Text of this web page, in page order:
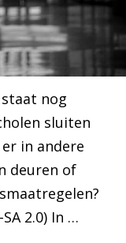
nog
sluiten
in andere
deuren of
2.0) In …